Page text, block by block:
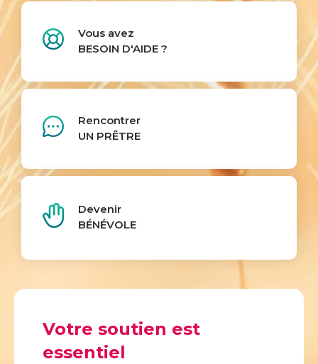
Vous avez
BESOIN D'AIDE ?
Rencontrer
UN PRÊTRE
Devenir
BÉNÉVOLE
Votre soutien est
essentiel